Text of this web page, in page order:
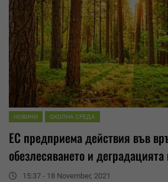
НОВИНИ ОКОЛНА СРЕДА
ЕС предприема действия във
обезлесяването и деградацията
15:37 - 18 November, 2021